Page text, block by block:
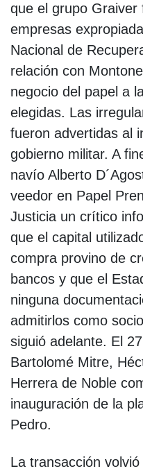
que el grupo
empresas
Nacional de
relación con
negocio del papel a
elegidas. Las
fueron advertidas al
gobierno militar. A
navío Alberto
veedor en Papel
Justicia un crítico
que el capital
compra provino de
bancos y que el
ninguna
admitirlos como
siguió adelante. El
Bartolomé Mitre,
Herrera de Noble
inauguración de la
Pedro.
La transacción